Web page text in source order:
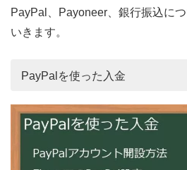
PayPal、Payoneer、銀行振込に
いきます。
PayPalを使った入金